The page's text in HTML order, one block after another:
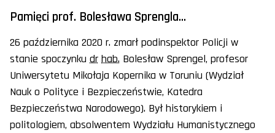
Pamięci prof. Bolesława Sprengla…
26 października 2020 r. zmarł podinspektor Policji w
stanie spoczynku dr hab. Bolesław Sprengel, profesor
Uniwersytetu Mikołaja Kopernika w Toruniu (Wydział
Nauk o Polityce i Bezpieczeństwie, Katedra
Bezpieczeństwa Narodowego). Był historykiem i
politologiem, absolwentem Wydziału Humanistycznego